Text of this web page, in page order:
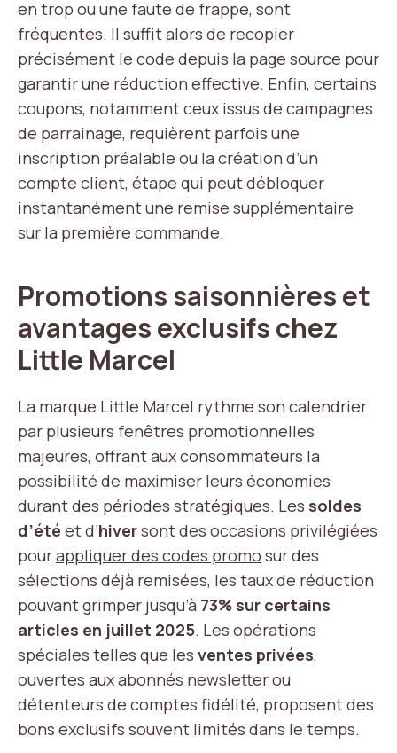
en trop ou une faute de frappe, sont
fréquentes. Il suffit alors de recopier
précisément le code depuis la page source pour
garantir une réduction effective. Enfin, certains
coupons, notamment ceux issus de campagnes
de parrainage, requièrent parfois une
inscription préalable ou la création d’un
compte client, étape qui peut débloquer
instantanément une remise supplémentaire
sur la première commande.
Promotions saisonnières et
avantages exclusifs chez
Little Marcel
La marque Little Marcel rythme son calendrier
par plusieurs fenêtres promotionnelles
majeures, offrant aux consommateurs la
possibilité de maximiser leurs économies
durant des périodes stratégiques. Les soldes
d’été et d’hiversont des occasions privilégiées
pourappliquer des codes promo sur des
sélections déjà remisées, les taux de réduction
pouvant grimper jusqu’à 73% sur certains
articles en juillet 2025. Les opérations
spéciales telles que les ventes privées,
ouvertes aux abonnés newsletter ou
détenteurs de comptes fidélité, proposent des
bons exclusifs souvent limités dans le temps.